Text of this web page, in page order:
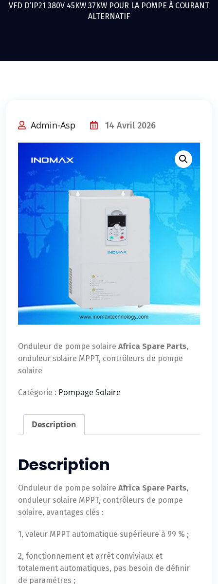
VFD D’IP21 380V 45KW 37KW POUR LA POMPE À COURANT
ALTERNATIF
Admin-Asp 14 Avril 2026
Onduleur de pompe solaire Africa Spare Parts,
onduleur solaire MPPT, contrôleurs de pompe
solaire
Catégorie : Pompage Solaire
Description
Description
Onduleur de pompe solaire Africa Spare Parts,
onduleur solaire MPPT, contrôleurs de pompe
solaire, avantages clés :
1, valeur MPPT automatique supérieure à 99 % ;
2, fonctionnement et arrêt conviviaux et
totalement automatiques, pas besoin de définir
de paramètres ;